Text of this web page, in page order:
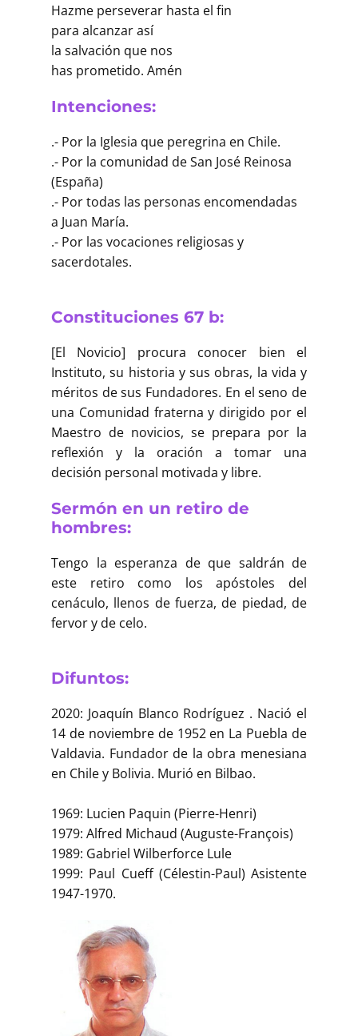
Hazme perseverar hasta el fin
para alcanzar así
la salvación que nos
has prometido. Amén
Intenciones:
.- Por la Iglesia que peregrina en Chile.
.- Por la comunidad de San José Reinosa
(España)
.- Por todas las personas encomendadas
a Juan María.
.- Por las vocaciones religiosas y
sacerdotales.
Constituciones 67 b:
[El Novicio] procura conocer bien el
Instituto, su historia y sus obras, la vida y
méritos de sus Fundadores. En el seno de
una Comunidad fraterna y dirigido por el
Maestro de novicios, se prepara por la
reflexión y la oración a tomar una
decisión personal motivada y libre.
Sermón en un retiro de
hombres:
Tengo la esperanza de que saldrán de
este retiro como los apóstoles del
cenáculo, llenos de fuerza, de piedad, de
fervor y de celo.
Difuntos:
2020: Joaquín Blanco Rodríguez . Nació el
14 de noviembre de 1952 en La Puebla de
Valdavia. Fundador de la obra menesiana
en Chile y Bolivia. Murió en Bilbao.
1969: Lucien Paquin (Pierre-Henri)
1979: Alfred Michaud (Auguste-François)
1989: Gabriel Wilberforce Lule
1999: Paul Cueff (Célestin-Paul) Asistente
1947-1970.